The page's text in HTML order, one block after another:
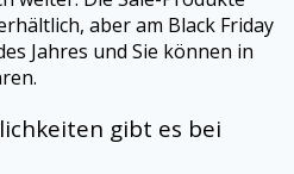
aber am Black Friday
Jahres und Sie können in
gibt es bei